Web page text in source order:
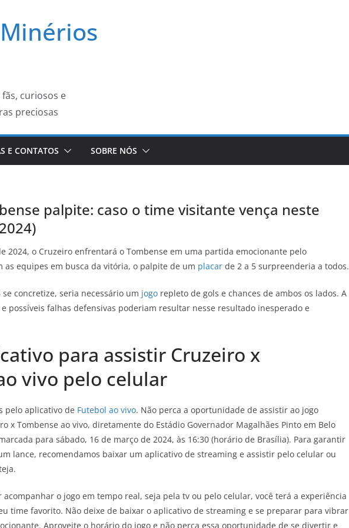
curiosos e
preciosas
E CONTATOS SOBRE NÓS
palpite: caso o time visitante vença neste
2024, o Cruzeiro enfrentará o Tombense em uma partida emocionante pelo
as equipes em busca da vitória, o palpite de um placar de 2 a 5 surpreenderia a todos.
concretize, seria necessário um jogo repleto de gols e chances de ambos os lados. A
possíveis falhas defensivas poderiam resultar nesse resultado inesperado e
para assistir Cruzeiro x
vivo pelo celular
pelo aplicativo de Futebol ao vivo. Não perca a oportunidade de assistir ao jogo
x Tombense ao vivo, diretamente do Estádio Governador Magalhães Pinto em Belo
para sábado, 16 de março de 2024, às 16:30 (horário de Brasília). Para garantir
lance, recomendamos baixar um aplicativo de streaming e assistir pelo celular ou
o jogo em tempo real, seja pela tv ou pelo celular, você terá a experiência
time favorito. Não deixe de baixar o aplicativo de streaming e se preparar para vibrar
Aproveite o horário do jogo e não perca essa oportunidade de se divertir e